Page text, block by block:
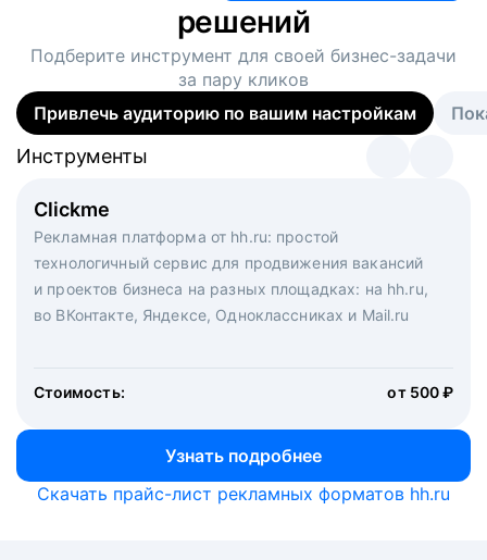
решений
Подберите инструмент для своей бизнес-задачи
за пару кликов
Привлечь аудиторию по вашим настройкам
Clickme
Рекламная платформа от hh.ru: простой
технологичный сервис для продвижения вакансий
и проектов бизнеса на разных площадках: на hh.ru,
во ВКонтакте, Яндексе, Одноклассниках и Mail.ru
Стоимость: от 500 ₽
Узнать подробнее
Инструменты
Вакансия дня
Рекламный формат для вакансий на главной странице
hh.ru. Увеличивает количество откликов
Инструменты
Массовый подбор под ключ. Решите, сколько
кандидатов и когда вам нужно, и за дело возьмутся
маркетологи, рекрутеры и проектные менеджеры
hh.ru с целым набором digital-инструментов
Инструменты
Скачать прайс-лист рекламных форматов hh.ru